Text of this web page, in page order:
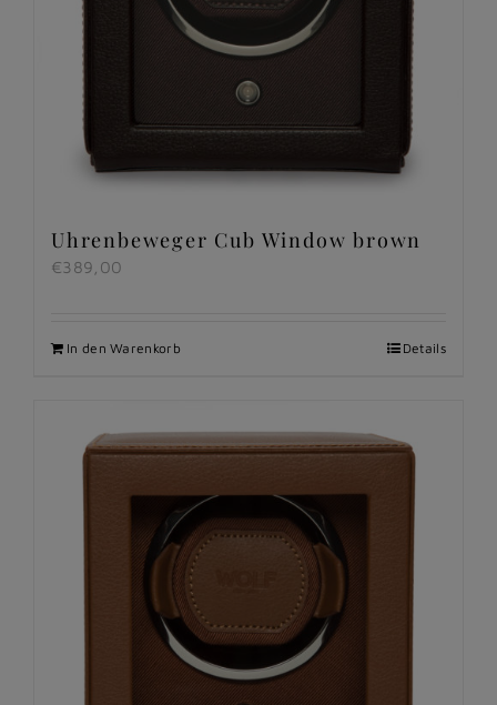
Uhrenbeweger Cub Window brown
€389,00
In den Warenkorb Details